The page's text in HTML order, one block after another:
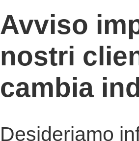
Avviso
nostri
cambia
Desideriamo